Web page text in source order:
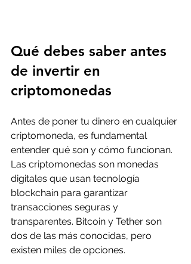
Qué debes saber antes
de invertir en
criptomonedas
Antes de poner tu dinero en cualquier
criptomoneda, es fundamental
entender qué son y cómo funcionan.
Las criptomonedas son monedas
digitales que usan tecnología
blockchain para garantizar
transacciones seguras y
transparentes. Bitcoin y Tether son
dos de las más conocidas, pero
existen miles de opciones.